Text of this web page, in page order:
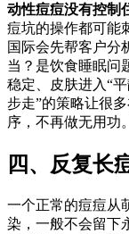
动性痘痘没有控制
痘坑的操作都可能
国际会先帮客户
当？是饮食睡眠
稳定、皮肤进入“
步走”的策略让很
序，不再做无用功。
四、反复长
一个正常的痘痘从
染，一般不会留下